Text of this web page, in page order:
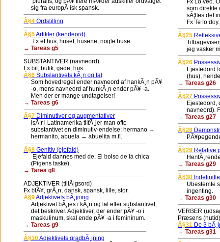
sig fra europÃ¦isk spansk.
Â§4 Ordstilling
Â§5Artikler (kendeord)
Fx et hus, huset, husene, nogle huse.
→ Tareas g5
SUBSTANTIVER (navneord)
Fx bil, butik, gade, hus
Â§6 Substantivets kÃ¸n og tal
Som hovedregel ender navneord af hankÃ¸n pÃ¥
-o, mens navneord af hunkÃ¸n ender pÃ¥ -a.
Men der er mange undtagelser!
→ Tareas g6
Â§7 Diminutiver og augmentativer
IsÃ¦r i Latinamerika tilfÃ¸jer man ofte
substantivet en diminutiv-endelse: hermano →
hermanito, abuela → abuelita m.fl.
Â§8 Genitiv (ejefald)
Ejefald dannes med de. El bolso de la chica
(Pigens taske).
→ Tarea g8
ADJEKTIVER (tillÃ¦gsord)
Fx blÃ¥, grÃ¸n, dansk, spansk, lille, stor.
Â§9Adjektivets bÃ¸jning
Adjektivet bÃ¸jes i kÃ¸n og tal efter substantivet,
det beskriver. Adjektiver, der ender pÃ¥ -o i
maskulinum, skal ende pÃ¥ -a i femininum.
→ Tareas g9
Â§10Adjektivets gradbÃ¸jning
Fx Lo veo.
som direkte
sÃ¦ttes det
Fx Te lo doy.
Â§25
jeg vasker
Â§26
Ejestedord
(hus),
→ Tareas g26
Â§27
Ejestedord,
navneord).
→ Tareas g27
Â§28
PÃ¥pegende
Â§29 Relative
HenfÃ¸rende
→ Tareas g29
Â§30
Ubestemte
ingenting.
→ Tareas g30
VERBER
Præsens (nutid)
Â§31 De 3
→ Tareas g31